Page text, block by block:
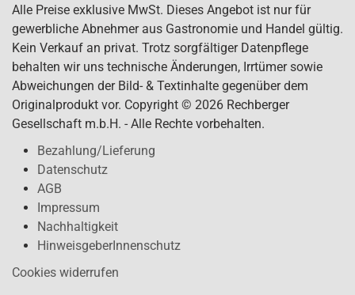
Alle Preise exklusive MwSt. Dieses Angebot ist nur für
gewerbliche Abnehmer aus Gastronomie und Handel gültig.
Kein Verkauf an privat. Trotz sorgfältiger Datenpflege
behalten wir uns technische Änderungen, Irrtümer sowie
Abweichungen der Bild- & Textinhalte gegenüber dem
Originalprodukt vor. Copyright © 2026 Rechberger
Gesellschaft m.b.H. - Alle Rechte vorbehalten.
Bezahlung/Lieferung
Datenschutz
AGB
Impressum
Nachhaltigkeit
HinweisgeberInnenschutz
Cookies widerrufen